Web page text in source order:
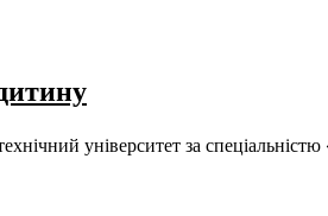
університет за